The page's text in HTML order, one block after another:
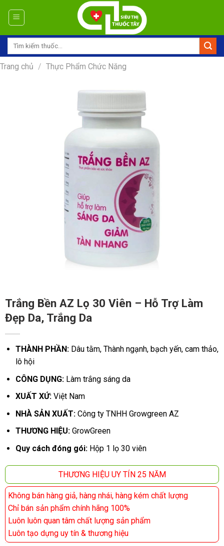
Tìm
Trang chủ / Thực Phẩm Chức Năng
Trắng Bền AZ Lọ 30 Viên – Hỗ Trợ Làm
Đẹp Da, Trắng Da
THÀNH PHẦN:Dâu tằm, Thành ngạnh, bạch yến, cam thảo,
lô hội
CÔNG DỤNG:Làm trắng sáng da
XUẤT XỨ:Việt Nam
NHÀ SẢN XUẤT:Công ty TNHH Growgreen AZ
THƯƠNG HIỆU:GrowGreen
Quy cách đóng gói:Hộp 1 lọ 30 viên
THƯƠNG HIỆU UY TÍN 25 NĂM
Không bán hàng giả, hàng nhái, hàng kém chất lượng
Chỉ bán sản phẩm chính hãng 100%
Luôn luôn quan tâm chất lượng sản phẩm
Luôn tạo dựng uy tín & thương hiệu